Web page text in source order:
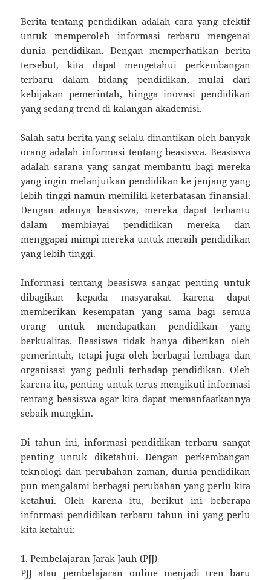
Berita tentang pendidikan adalah cara yang efektif
untuk memperoleh informasi terbaru mengenai
dunia pendidikan. Dengan memperhatikan berita
tersebut, kita dapat mengetahui perkembangan
terbaru dalam bidang pendidikan, mulai dari
kebijakan pemerintah, hingga inovasi pendidikan
yang sedang trend di kalangan akademisi.
Salah satu berita yang selalu dinantikan oleh banyak
orang adalah informasi tentang beasiswa. Beasiswa
adalah sarana yang sangat membantu bagi mereka
yang ingin melanjutkan pendidikan ke jenjang yang
lebih tinggi namun memiliki keterbatasan finansial.
Dengan adanya beasiswa, mereka dapat terbantu
dalam membiayai pendidikan mereka dan
menggapai mimpi mereka untuk meraih pendidikan
yang lebih tinggi.
Informasi tentang beasiswa sangat penting untuk
dibagikan kepada masyarakat karena dapat
memberikan kesempatan yang sama bagi semua
orang untuk mendapatkan pendidikan yang
berkualitas. Beasiswa tidak hanya diberikan oleh
pemerintah, tetapi juga oleh berbagai lembaga dan
organisasi yang peduli terhadap pendidikan. Oleh
karena itu, penting untuk terus mengikuti informasi
tentang beasiswa agar kita dapat memanfaatkannya
sebaik mungkin.
Di tahun ini, informasi pendidikan terbaru sangat
penting untuk diketahui. Dengan perkembangan
teknologi dan perubahan zaman, dunia pendidikan
pun mengalami berbagai perubahan yang perlu kita
ketahui. Oleh karena itu, berikut ini beberapa
informasi pendidikan terbaru tahun ini yang perlu
kita ketahui:
1. Pembelajaran Jarak Jauh (PJJ)
PJJ atau pembelajaran online menjadi tren baru